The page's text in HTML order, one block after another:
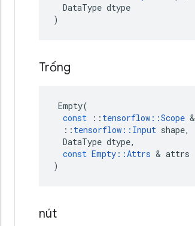
DataType dtype
)
Trống
Empty(
const
:: tensorflow ::Scope &
:: tensorflow :: Input shape,
DataType dtype,
const Empty ::Attrs & attrs
)
nút